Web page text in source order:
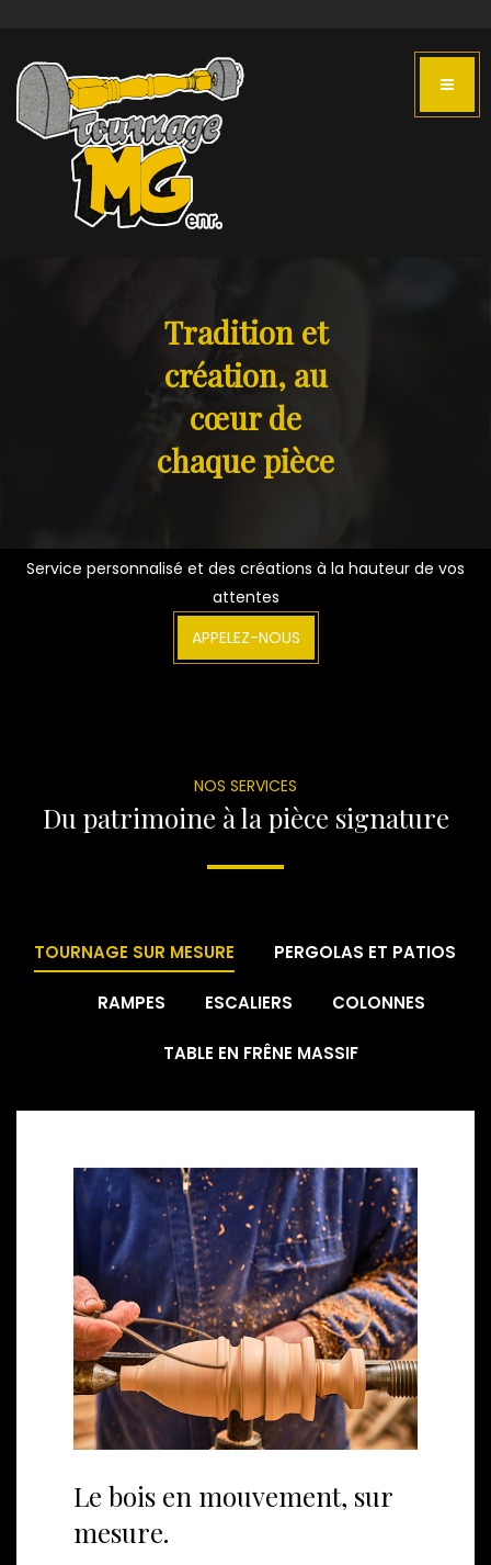
Tradition et
création, au
cœur de
chaque pièce
Service personnalisé et des créations à la hauteur de vos
attentes
APPELEZ-NOUS
NOS SERVICES
Du patrimoine à la pièce signature
TOURNAGE SUR MESURE PERGOLAS ET PATIOS
RAMPES ESCALIERS COLONNES
TABLE EN FRÊNE MASSIF
Le bois en mouvement, sur
mesure.